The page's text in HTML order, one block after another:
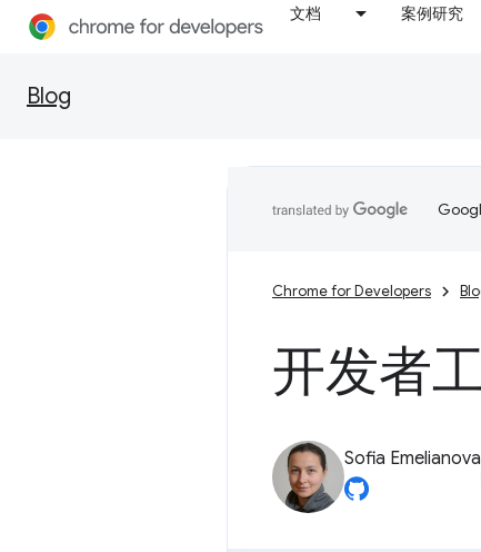
文档 案例研究
Blog
Chrome for Developers
开发者
Sofia Emelianova